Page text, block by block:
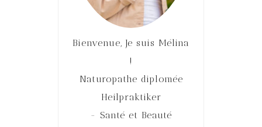
Bienvenue, Je suis Mélina
!
Naturopathe diplomée
Heilpraktiker
- Santé et Beauté